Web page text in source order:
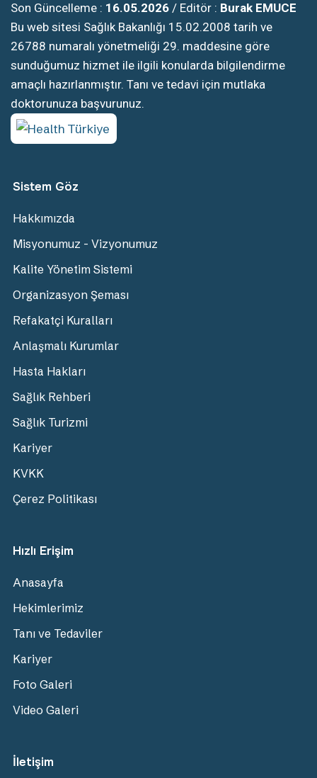
Son Güncelleme : 16.05.2026 / Editör : Burak EMUCE
Bu web sitesi Sağlık Bakanlığı 15.02.2008 tarih ve
26788 numaralı yönetmeliği 29. maddesine göre
sunduğumuz hizmet ile ilgili konularda bilgilendirme
amaçlı hazırlanmıştır. Tanı ve tedavi için mutlaka
doktorunuza başvurunuz.
Sistem Göz
Hakkımızda
Misyonumuz - Vizyonumuz
Kalite Yönetim Sistemi
Organizasyon Şeması
Refakatçi Kuralları
Anlaşmalı Kurumlar
Hasta Hakları
Sağlık Rehberi
Sağlık Turizmi
Kariyer
KVKK
Çerez Politikası
Hızlı Erişim
Anasayfa
Hekimlerimiz
Tanı ve Tedaviler
Kariyer
Foto Galeri
Video Galeri
İletişim